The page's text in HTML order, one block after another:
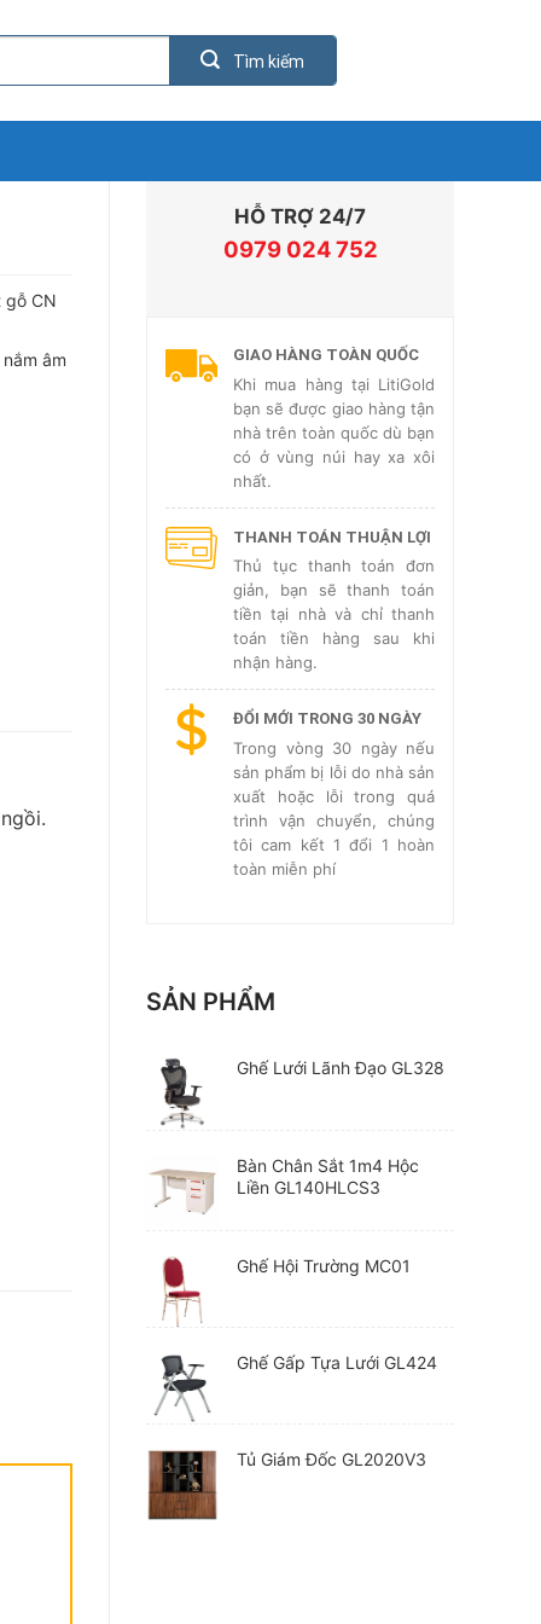
HỖ TRỢ 24/7
0979 024 752
GIAO HÀNG TOÀN QUỐC
Khi mua hàng tại LitiGold
bạn sẽ được giao hàng tận
nhà trên toàn quốc dù bạn
có ở vùng núi hay xa xôi
nhất.
THANH TOÁN THUẬN LỢI
Thủ tục thanh toán đơn
giản, bạn sẽ thanh toán
tiền tại nhà và chỉ thanh
toán tiền hàng sau khi
nhận hàng.
ĐỔI MỚI TRONG 30 NGÀY
Trong vòng 30 ngày nếu
sản phẩm bị lỗi do nhà sản
xuất hoặc lỗi trong quá
trình vận chuyển, chúng
tôi cam kết 1 đổi 1 hoàn
toàn miễn phí
SẢN PHẨM
Ghế Lưới Lãnh Đạo GL328
Bàn Chân Sắt 1m4 Hộc
Liền GL140HLCS3
Ghế Hội Trường MC01
Ghế Gấp Tựa Lưới GL424
Tủ Giám Đốc GL2020V3
CN
âm